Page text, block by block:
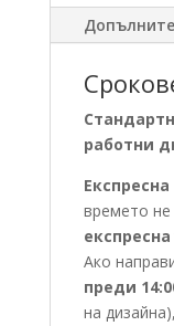
работни
времето не
експресна
Ако
преди
на